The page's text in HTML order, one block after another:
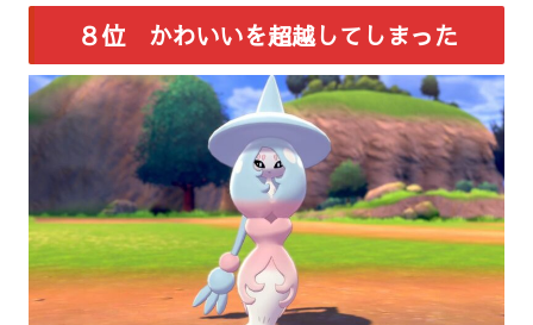
８位 かわいいを超越してしまった